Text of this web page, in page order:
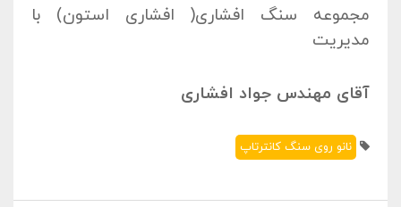
مجموعه سنگ افشاری( افشاری استون) با
مدیریت
آقای مهندس جواد افشاری
نانو روی سنگ کانترتاپ